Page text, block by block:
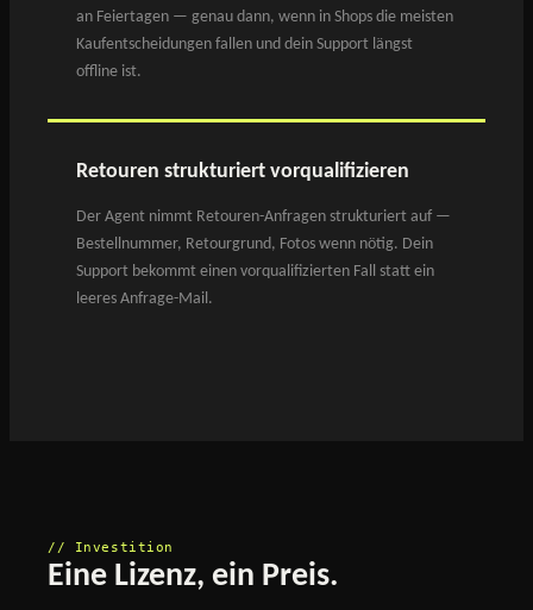
an Feiertagen — genau dann, wenn in Shops die meisten
Kaufentscheidungen fallen und dein Support längst
offline ist.
Retouren strukturiert vorqualifizieren
Der Agent nimmt Retouren-Anfragen strukturiert auf —
Bestellnummer, Retourgrund, Fotos wenn nötig. Dein
Support bekommt einen vorqualifizierten Fall statt ein
leeres Anfrage-Mail.
// Investition
Eine Lizenz, ein Preis.